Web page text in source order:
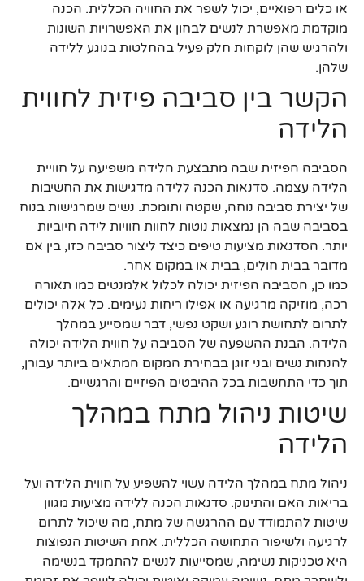
או כלים רפואיים, יכול לשפר את החוויה הכללית. הכנה
מוקדמת מאפשרת לנשים לבחון את האפשרויות השונות
ולהרגיש שהן לוקחות חלק פעיל בהחלטות בנוגע ללידה
שלהן.
הקשר בין סביבה פיזית לחווית
הלידה
הסביבה הפיזית שבה מתבצעת הלידה משפיעה על חוויית
הלידה עצמה. סדנאות הכנה ללידה מדגישות את החשיבות
של יצירת סביבה נוחה, שקטה ותומכת. נשים שמרגישות בנוח
בסביבה שבה הן נמצאות נוטות לחוות חוויות לידה חיוביות
יותר. הסדנאות מציעות טיפים כיצד ליצור סביבה כזו, בין אם
מדובר בבית חולים, בבית או במקום אחר.
כמו כן, הסביבה הפיזית יכולה לכלול אלמנטים כמו תאורה
רכה, מוזיקה מרגיעה או אפילו ריחות נעימים. כל אלה יכולים
לתרום לתחושת רוגע ושקט נפשי, דבר שמסייע במהלך
הלידה. הבנת ההשפעה של הסביבה על חווית הלידה יכולה
להנחות נשים ובני זוגן בבחירת המקום המתאים ביותר עבורן,
תוך כדי התחשבות בכל ההיבטים הפיזיים והרגשיים.
שיטות ניהול מתח במהלך
הלידה
ניהול מתח במהלך הלידה עשוי להשפיע על חווית הלידה ועל
בריאות האם והתינוק. סדנאות הכנה ללידה מציעות מגוון
שיטות להתמודד עם ההרגשה של מתח, מה שיכול לתרום
לרגיעה ולשיפור התחושה הכללית. אחת השיטות הנפוצות
היא טכניקות נשימה, שמסייעות לנשים להתמקד בנשימה